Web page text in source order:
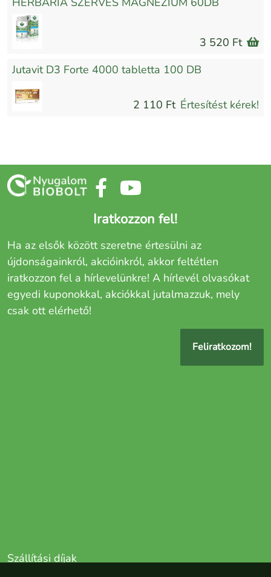
3 520 Ft
Jutavit D3 Forte 4000 tabletta 100 DB
2 110 Ft Értesítést kérek!
Szállítási díjak
Iratkozzon fel!
Ha az elsők között szeretne értesülni az
újdonságainkról, akcióinkról, akkor feltétlen
iratkozzon fel a hírlevelünkre! A hírlevél olvasókat
egyedi kuponokkal, akciókkal jutalmazzuk, mely
csak ott elérhető!
Feliratkozom!